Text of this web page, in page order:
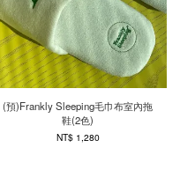
(預)Frankly Sleeping毛巾布室內拖
鞋(2色)
NT$ 1,280